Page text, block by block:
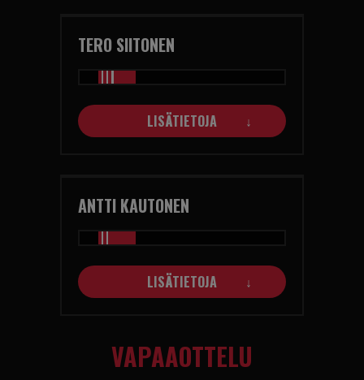
IN ENGLISHTERO SIITONEN
LISÄTIETOJA
ANTTI KAUTONEN
LISÄTIETOJA
VAPAAOTTELU